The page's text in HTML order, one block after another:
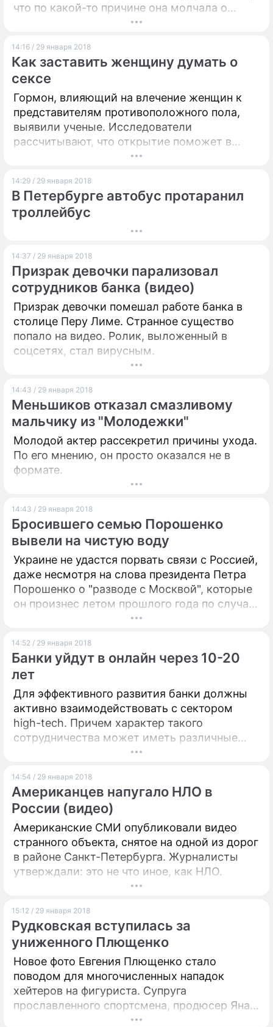
что по какой-то причине она молчала о
кончине родителя три недели.
14:16 / 29 января 2018
Как заставить женщину думать о
сексе
Гормон, влияющий на влечение женщин к
представителям противоположного пола,
выявили ученые. Исследователи
рассчитывают, что открытие поможет в
лечении сексуальных патологий.
14:29 / 29 января 2018
В Петербурге автобус протаранил
троллейбус
14:37 / 29 января 2018
Призрак девочки парализовал
сотрудников банка (видео)
Призрак девочки помешал работе банка в
столице Перу Лиме. Странное существо
попало на видео. Ролик, выложенный в
соцсетях, стал вирусным.
14:43 / 29 января 2018
Меньшиков отказал смазливому
мальчику из "Молодежки"
Молодой актер рассекретил причины ухода.
По его мнению, он просто оказался не в
формате.
14:43 / 29 января 2018
Бросившего семью Порошенко
вывели на чистую воду
Украине не удастся порвать связи с Россией,
даже несмотря на слова президента Петра
Порошенко о "разводе с Москвой", которые
он произнес летом прошлого года по случаю
получения Незалежной безвизового режима
конференции в Киеве глава Института
глобальных стратегий Вадим Карасев.
14:52 / 29 января 2018
Банки уйдут в онлайн через 10-20
лет
Для эффективного развития банки должны
активно взаимодействовать с сектором
high-tech. Причем характер такого
сотрудничества может иметь различные
формы: от принятия на работу IT–
банках, до внешней разработки.
14:54 / 29 января 2018
Американцев напугало НЛО в
России (видео)
Американские СМИ опубликовали видео
странного объекта, снятое на одной из дорог
в районе Санкт-Петербурга. Журналисты
утверждали: это не что иное, как НЛО.
15:12 / 29 января 2018
Рудковская вступилась за
униженного Плющенко
Новое фото Евгения Плющенко стало
поводом для многочисленных нападок
хейтеров на фигуриста. Супруга
прославленного спортсмена, продюсер Яна
Рудковская, немедленно вступилась за